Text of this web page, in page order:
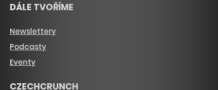
DÁLE TVOŘÍME
Newslettery
Podcasty
Eventy
CZECHCRUNCH